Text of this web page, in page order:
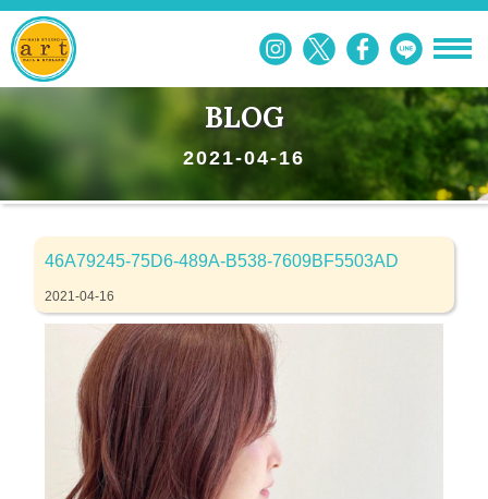
BLOG
2021-04-16
46A79245-75D6-489A-B538-7609BF5503AD
2021-04-16